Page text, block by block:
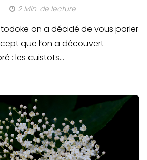
2 Min. de lecture
on a décidé de vous parler
que l’on a découvert
: les cuistots…